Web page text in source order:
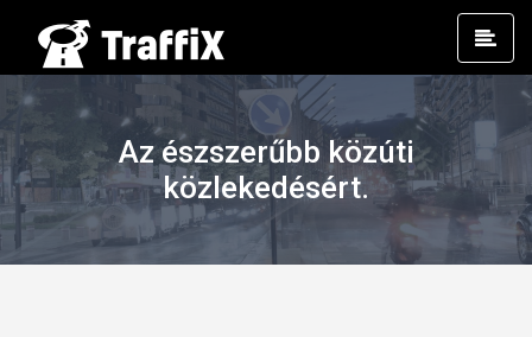
Az észszerűbb közúti
közlekedésért.